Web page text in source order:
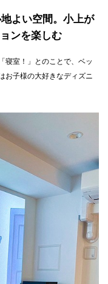
よい空間。小上が
ンを楽しむ
寝室！」とのことで、ベッ
お子様の大好きなディズニ